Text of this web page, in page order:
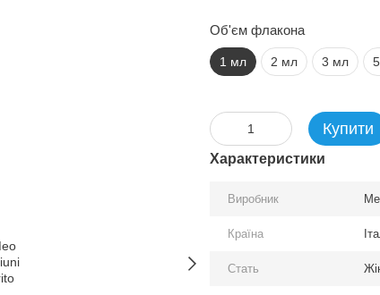
Об'єм флакона
1 мл 2 мл 3 мл
Купити
Характеристики
Виробник
Країна
Стать